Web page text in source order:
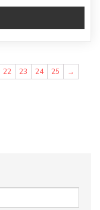
22 23 24 25 →